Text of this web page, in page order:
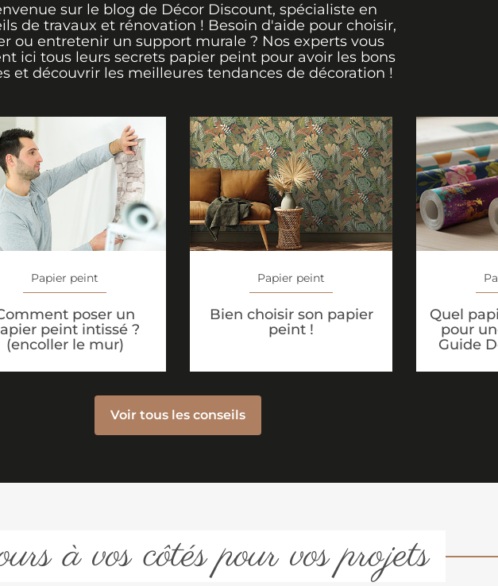
sur le blog de Décor Discount, spécialiste en
de travaux et rénovation ! Besoin d'aide pour choisir,
ou entretenir un support murale ? Nos experts vous
ici tous leurs secrets papier peint pour avoir les bons
et découvrir les meilleures tendances de décoration !
Papier peint
poser un
peint intissé ?
(encoller le mur)
Papier peint
Bien choisir son papier
peint !
Quel
pour
Guide
Voir tous les conseils
à vos côtés pour vos projets